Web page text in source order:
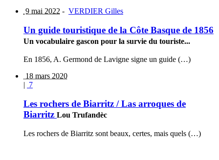
9 mai 2022 - VERDIER Gilles
Un guide touristique de la Côte Basque de 1856
Un vocabulaire gascon pour la survie du touriste...
En 1856, A. Germond de Lavigne signe un guide (…)
18 mars 2020
| 7
Les rochers de Biarritz / Las arroques de
Biarritz Lou Trufandèc
Les rochers de Biarritz sont beaux, certes, mais quels (…)